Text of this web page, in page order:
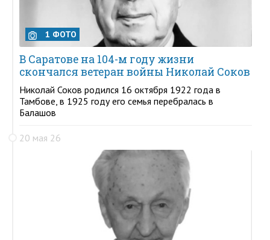
1 ФОТО
В Саратове на 104-м году жизни
скончался ветеран войны Николай Соков
Николай Соков родился 16 октября 1922 года в
Тамбове, в 1925 году его семья перебралась в
Балашов
20 мая 26